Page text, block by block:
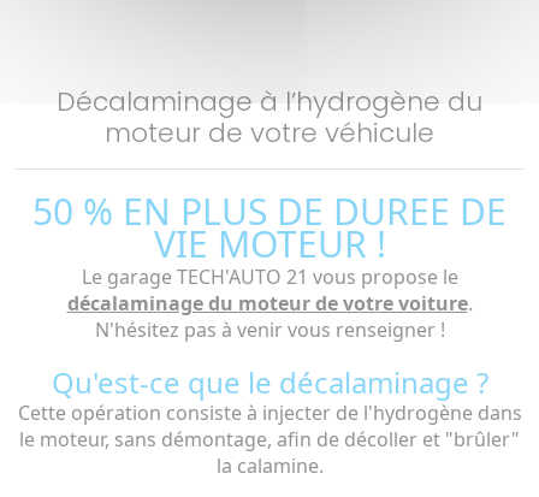
Décalaminage à l’hydrogène du
moteur de votre véhicule
50 % EN PLUS DE DUREE DE
VIE MOTEUR !
Le garage TECH'AUTO 21 vous propose le
décalaminage du moteur de votre voiture.
N'hésitez pas à venir vous renseigner !
Qu'est-ce que le décalaminage ?
Cette opération consiste à injecter de l'hydrogène dans
le moteur, sans démontage, afin de décoller et "brûler"
la calamine.